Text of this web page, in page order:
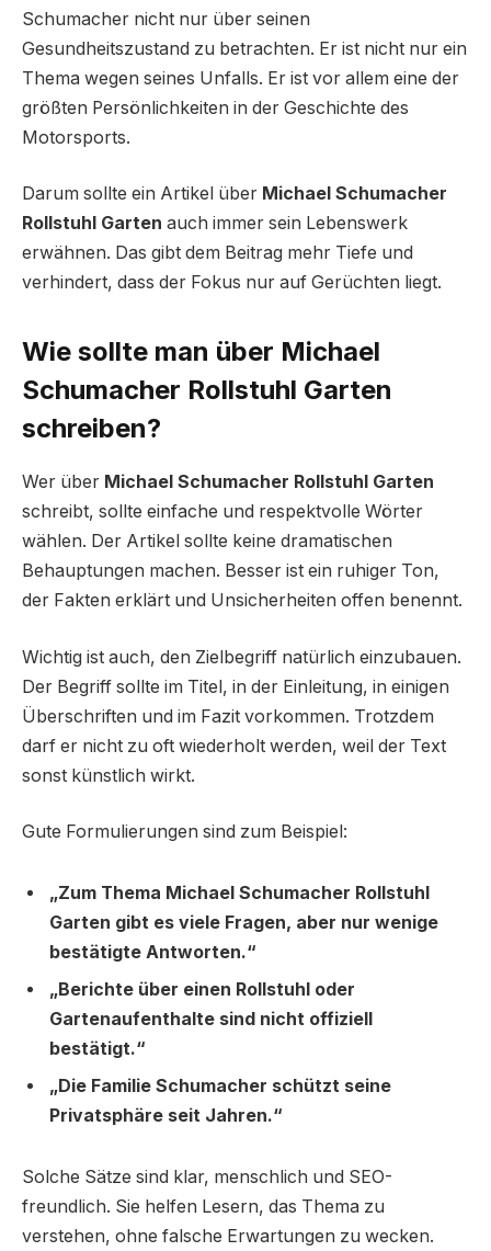
Schumacher nicht nur über seinen
Gesundheitszustand zu betrachten. Er ist nicht nur ein
Thema wegen seines Unfalls. Er ist vor allem eine der
größten Persönlichkeiten in der Geschichte des
Motorsports.
Darum sollte ein Artikel über Michael Schumacher
Rollstuhl Garten auch immer sein Lebenswerk
erwähnen. Das gibt dem Beitrag mehr Tiefe und
verhindert, dass der Fokus nur auf Gerüchten liegt.
Wie sollte man über Michael
Schumacher Rollstuhl Garten
schreiben?
Wer über Michael Schumacher Rollstuhl Garten
schreibt, sollte einfache und respektvolle Wörter
wählen. Der Artikel sollte keine dramatischen
Behauptungen machen. Besser ist ein ruhiger Ton,
der Fakten erklärt und Unsicherheiten offen benennt.
Wichtig ist auch, den Zielbegriff natürlich einzubauen.
Der Begriff sollte im Titel, in der Einleitung, in einigen
Überschriften und im Fazit vorkommen. Trotzdem
darf er nicht zu oft wiederholt werden, weil der Text
sonst künstlich wirkt.
Gute Formulierungen sind zum Beispiel:
„Zum Thema Michael Schumacher Rollstuhl
Garten gibt es viele Fragen, aber nur wenige
bestätigte Antworten.“
„Berichte über einen Rollstuhl oder
Gartenaufenthalte sind nicht offiziell
bestätigt.“
„Die Familie Schumacher schützt seine
Privatsphäre seit Jahren.“
Solche Sätze sind klar, menschlich und SEO-
freundlich. Sie helfen Lesern, das Thema zu
verstehen, ohne falsche Erwartungen zu wecken.